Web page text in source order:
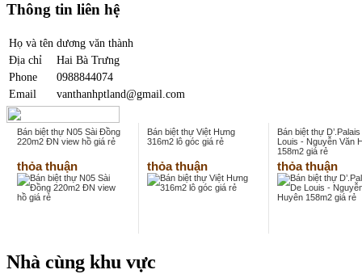
Thông tin liên hệ
Họ và tên dương văn thành
Địa chỉ
Hai Bà Trưng
Phone
0988844074
Email
vanthanhptland@gmail.com
Bán biệt thự N05 Sài Đồng
220m2 ĐN view hồ giá rẻ
thỏa thuận
Bán biệt thự Việt Hưng
316m2 lô góc giá rẻ
thỏa thuận
Bán biệt thự
Louis - Nguyễn Văn
158m2 giá rẻ
thỏa thuận
Nhà cùng khu vực